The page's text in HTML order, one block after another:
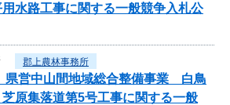
水路工事に関する一般競争入札公
郡上農林事務所
県営中山間地域総合整備事業 白鳥
原集落道第5号工事に関する一般